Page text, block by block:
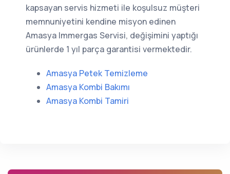
kapsayan servis hizmeti ile koşulsuz müşteri
memnuniyetini kendine misyon edinen
Amasya Immergas Servisi, değişimini yaptığı
ürünlerde 1 yıl parça garantisi vermektedir.
Amasya Petek Temizleme
Amasya Kombi Bakımı
Amasya Kombi Tamiri